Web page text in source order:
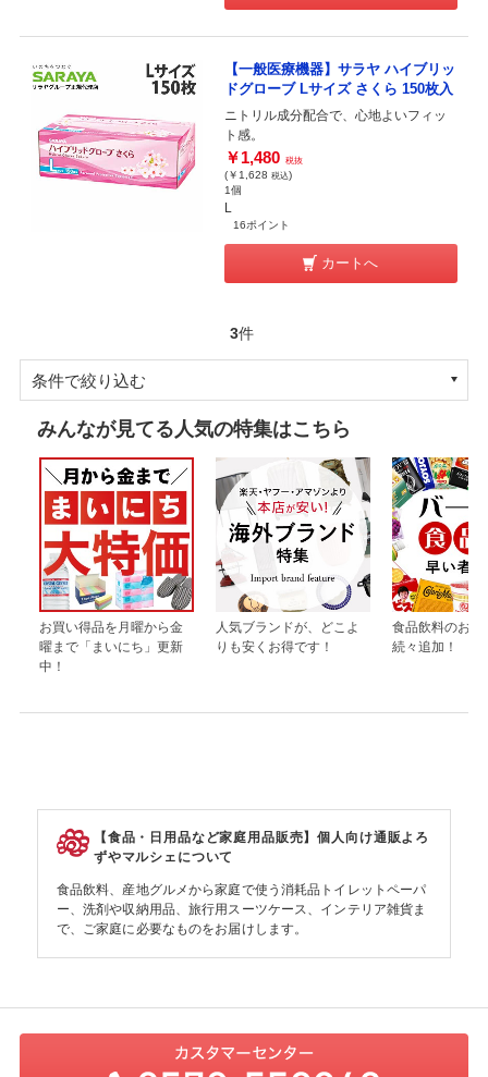
【一般医療機器】サラヤ ハイブリッ
ドグローブ Lサイズ さくら 150枚入
ニトリル成分配合で、心地よいフィッ
ト感。
￥1,480 税抜
(￥1,628 税込)
1個
L
16ポイント
カートへ
3件
条件で絞り込む
みんなが見てる人気の特集はこちら
お買い得品を月曜から金
曜まで「まいにち」更新
中！
人気ブランドが、どこよ
りも安くお得です！
食品飲料のお買
続々追加！
【食品・日用品など家庭用品販売】個人向け通販よろ
ずやマルシェについて
食品飲料、産地グルメから家庭で使う消耗品トイレットペーパ
ー、洗剤や収納用品、旅行用スーツケース、インテリア雑貨ま
で、ご家庭に必要なものをお届けします。